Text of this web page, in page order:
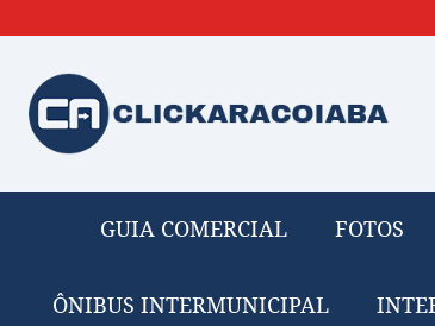
GUIA COMERCIAL FOTOS
ÔNIBUS INTERMUNICIPAL